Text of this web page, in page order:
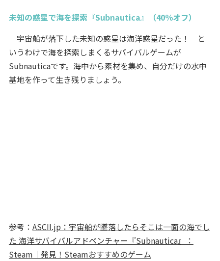
未知の惑星で海を探索『Subnautica』（40％オフ）
宇宙船が落下した未知の惑星は海洋惑星だった！ と
いうわけで海を探索しまくるサバイバルゲームが
Subnauticaです。海中から素材を集め、自分だけの水中
基地を作って生き残りましょう。
参考： ASCII.jp：宇宙船が墜落したらそこは一面の海でし
た 海洋サバイバルアドベンチャー『Subnautica』：
Steam｜発見！Steamおすすめのゲーム